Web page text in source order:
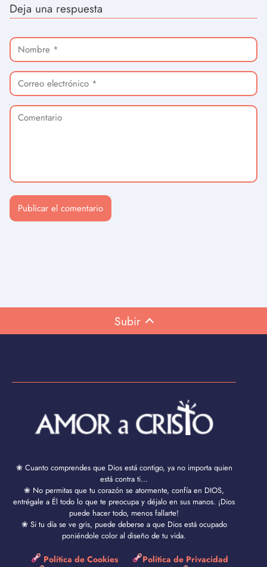
Deja una respuesta
Subir
❀ Cuanto comprendes que Dios está contigo, ya no importa quien
está contra ti...
❀ No permitas que tu corazón se atormente, confía en DIOS,
entrégale a Él todo lo que te preocupa y déjalo en sus manos. ¡Dios
puede hacer todo, menos fallarte!
❀ Si tu día se ve gris, puede deberse a que Dios está ocupado
poniéndole color al diseño de tu vida.
Política de Cookies
Política de Privacidad